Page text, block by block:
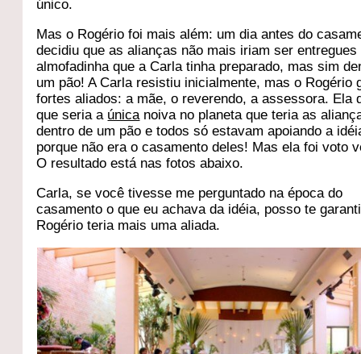
único.
Mas o Rogério foi mais além: um dia antes do
decidiu que as alianças não mais iriam ser entregues
almofadinha que a Carla tinha preparado, mas sim
um pão! A Carla resistiu inicialmente, mas o Rogério
fortes aliados: a mãe, o reverendo, a assessora. Ela
que seria a únicanoiva no planeta que teria as
dentro de um pão e todos só estavam apoiando a
porque não era o casamento deles! Mas ela foi voto
O resultado está nas fotos abaixo.
Carla, se você tivesse me perguntado na época do
casamento o que eu achava da idéia, posso te
Rogério teria mais uma aliada.